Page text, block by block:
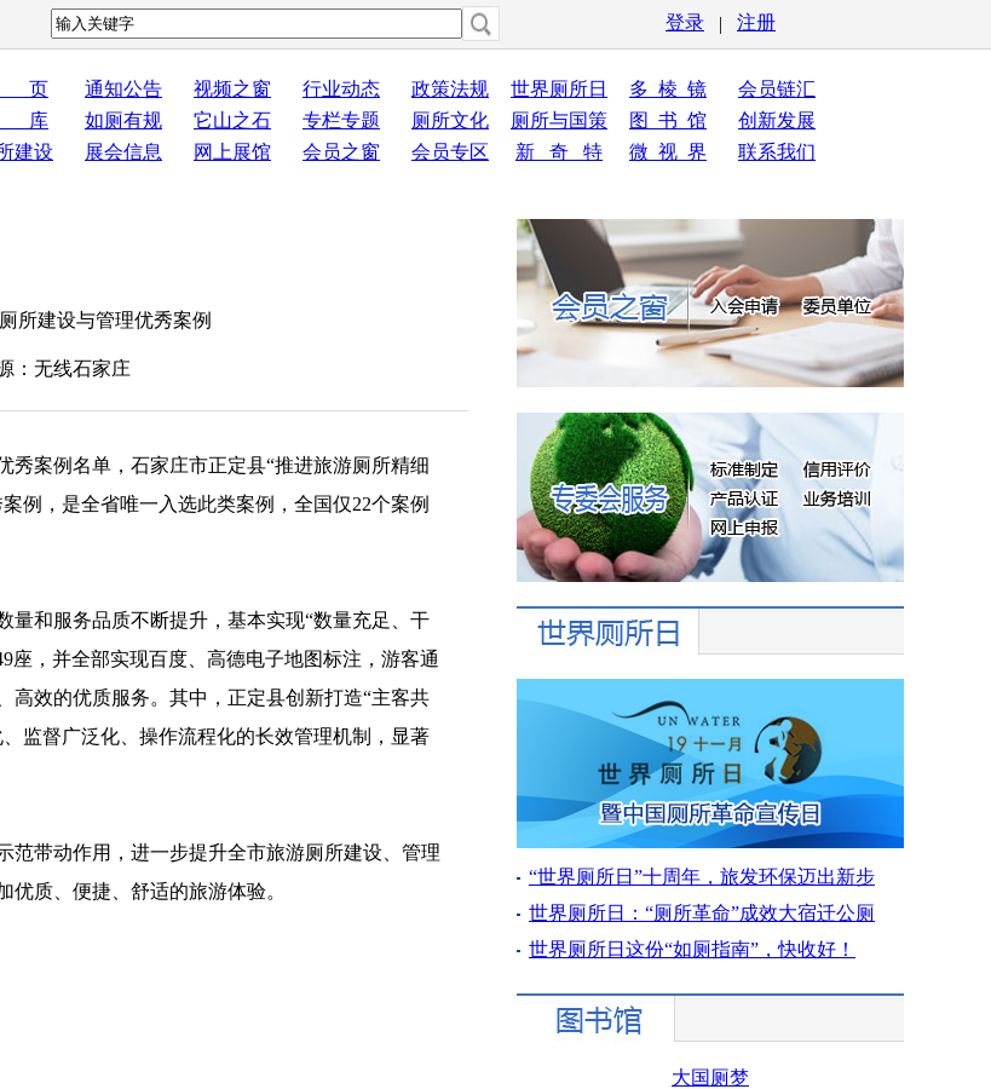
登录 | 注册
页 通知公告 视频之窗 行业动态 政策法规 世界厕所日 多 棱 镜
会员链汇
库
如厕有规 它山之石 专栏专题 厕所文化 厕所与国策 图 书 馆
创新发展
建设
展会信息 网上展馆 会员之窗 会员专区 新 奇 特 微 视 界 联系我们
所建设与管理优秀案例
：无线石家庄
案例名单，石家庄市正定县“推进旅游厕所精细
例，是全省唯一入选此类案例，全国仅22个案例
和服务品质不断提升，基本实现“数量充足、干
座，并全部实现百度、高德电子地图标注，游客通
效的优质服务。其中，正定县创新打造“主客共
监督广泛化、操作流程化的长效管理机制，显著
带动作用，进一步提升全市旅游厕所建设、管理
质、便捷、舒适的旅游体验。
“世界厕所日”十周年，旅发环保迈出新步
世界厕所日：“厕所革命”成效大宿迁公厕
世界厕所日这份“如厕指南”，快收好！
大国厕梦